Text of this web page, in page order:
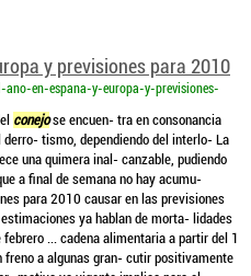
y previsiones para 2010
en-espana-y-europa-y-previsiones-
conejose encuen- tra en consonancia
tismo, dependiendo del interlo- La
una quimera inal- canzable, pudiendo
a final de semana no hay acumu-
para 2010 causar en las previsiones
ya hablan de morta- lidades
... cadena alimentaria a partir del 1
a algunas gran- cutir positivamente